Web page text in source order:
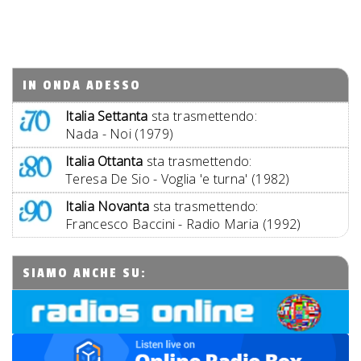
IN ONDA ADESSO
Italia Settanta sta trasmettendo:
Nada - Noi (1979)
Italia Ottanta sta trasmettendo:
Teresa De Sio - Voglia 'e turna' (1982)
Italia Novanta sta trasmettendo:
Francesco Baccini - Radio Maria (1992)
SIAMO ANCHE SU: